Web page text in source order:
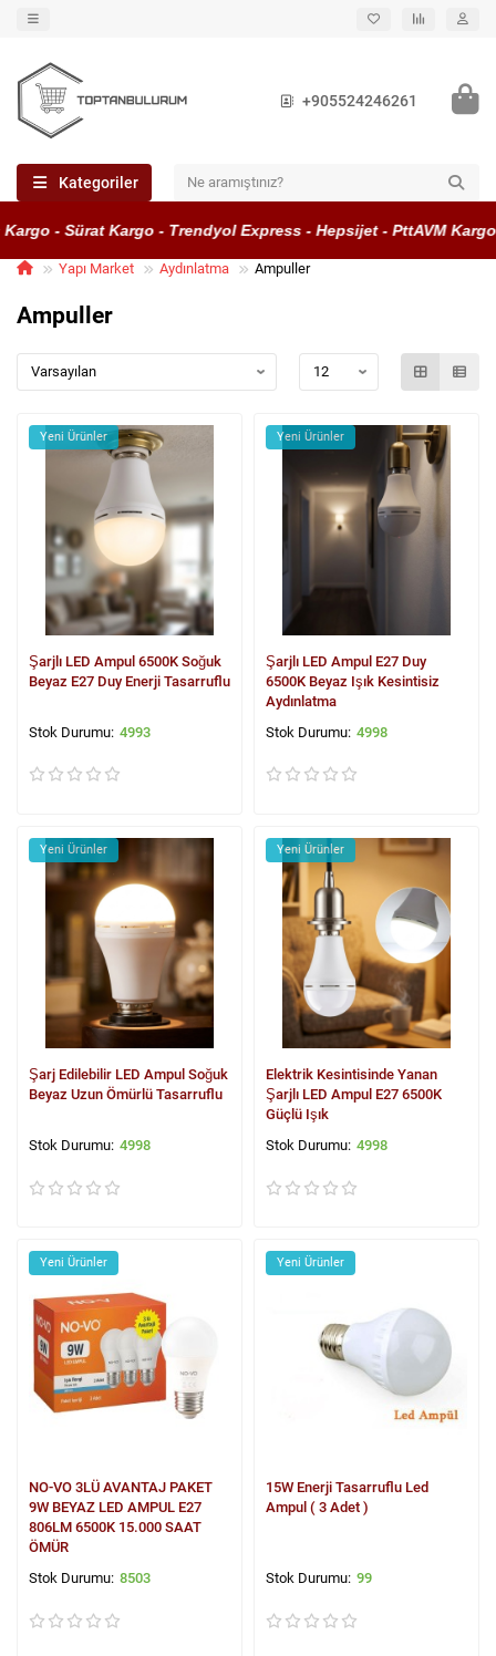
+905524246261
Kategoriler
- Sürat Kargo - Trendyol Express - Hepsijet - PttAVM Kargo
Yapı Market Aydınlatma Ampuller
Ampuller
Yeni Ürünler
Şarjlı LED Ampul 6500K Soğuk
Beyaz E27 Duy Enerji Tasarruflu
4993
Yeni Ürünler
Şarjlı LED Ampul E27 Duy
6500K Beyaz Işık Kesintisiz
Aydınlatma
4998
Yeni Ürünler
Şarj Edilebilir LED Ampul Soğuk
Beyaz Uzun Ömürlü Tasarruflu
4998
Yeni Ürünler
Elektrik Kesintisinde Yanan
Şarjlı LED Ampul E27 6500K
Güçlü Işık
4998
Yeni Ürünler
NO-VO 3LÜ AVANTAJ PAKET
9W BEYAZ LED AMPUL E27
806LM 6500K 15.000 SAAT
ÖMÜR
8503
Yeni Ürünler
15W Enerji Tasarruflu Led
Ampul ( 3 Adet )
99